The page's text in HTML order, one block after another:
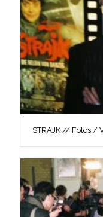
STRAJK // Fotos /